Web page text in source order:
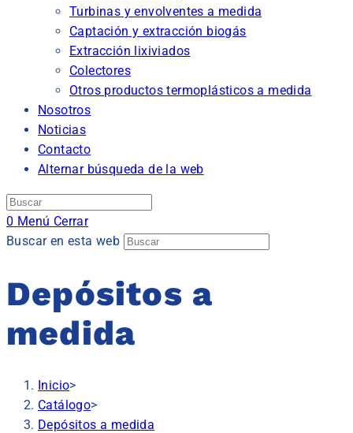
Turbinas y envolventes a medida
Captación y extracción biogás
Extracción lixiviados
Colectores
Otros productos termoplásticos a medida
Nosotros
Noticias
Contacto
Alternar búsqueda de la web
0 Menú Cerrar
Buscar en esta web
Depósitos a
medida
Inicio>
Catálogo>
Depósitos a medida